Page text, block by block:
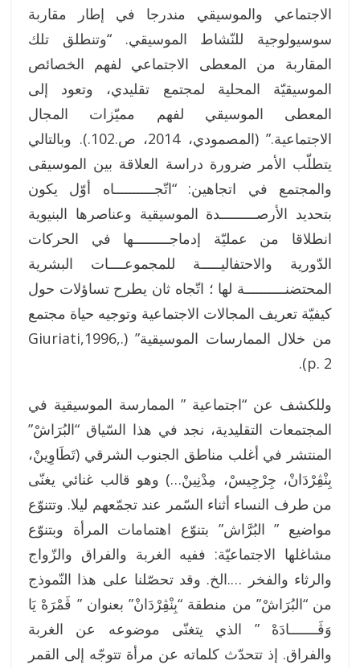
الاجتماعي والموسيقي مندرجا في إطار مقاربة
سوسيولوجية للنّشاط الموسيقي. “وتنطلق تلك
المقاربة من المعطى الاجتماعي لفهم الخصائص
الموسيقيّة المحلية لمجتمع تقليدي، وتعود إلى
المعطى الموسيقي لفهم مميّزات المجال
الاجتماعية.” (المصمودي، 2014، ص.102.). وبالتالي
يتطلّب الأمر ضرورة دراسة العلاقة بين الموسيقى
والمجتمع في اتجاهين: “اتّجــــــــــاه أوّل يكون
بتحديد الأرصـــــــــدة الموسيقية وعناصرها البنيوية
انطلاقا من عمليّة إدماجـــــــــها في الحركات
الدّورية والاحتفاليـــــة للمجموعــــات البشرية
المحتضنــــــــــة لها ؛ اتّجاه ثان يطرح تساؤلات حول
كيفيّة تعريف المجالات الاجتماعية وتوجيه حياة مجتمع
من خلال الممارسات الموسيقية” (.Giuriati,1996,
p. 2).
وللكشف عن “اجتماعية ” الممارسة الموسيقية في
المجتمعات التقليدية، نجد في هذا السّياق “البُرَاشْ”
المنتشر في أغلب مناطق الجنوب الشرقي (تَطَاوِينْ،
بِنْڤِرْدَانْ، جِرْجِيسْ، مِدْنِينْ…) وهو قالب غنائي يغنّى
من طرف النساء أثناء السّمر عند تجمّعهم ليلا. وتتنوّع
مواضيع ” البُرَّاش” بتنوّع اهتمامات المرأة وبتنوّع
مشاغلها الاجتماعيّة: ففيه الغربة والفراق والزّواج
والرثاء والفخر ….الخ. وقد تحصّلنا على هذا النّموذج
من “البُرَاشْ” من منطقة “بِنْڤِرْدَانْ” بعنوان ” ڤَمْرَهْ يَا
وَڤَـــــــادَهْ ” الذي يتغنّى موضوعه عن الغربة
والفراق. إذ تتحدّث كلماته عن مرأة تتوجّه إلى القمر